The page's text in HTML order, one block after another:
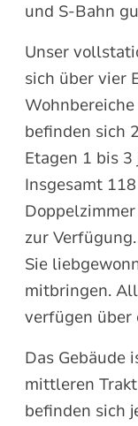
und S-Bahn
Unser
sich über vier
befinden sich
Etagen 1 bis
Insgesamt
zur
Sie
mitbringen.
verfügen über
Das Gebäude
mittleren
befinden sich